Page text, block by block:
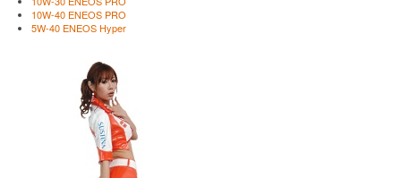
10W-40 ENEOS PRO
5W-40 ENEOS Hyper